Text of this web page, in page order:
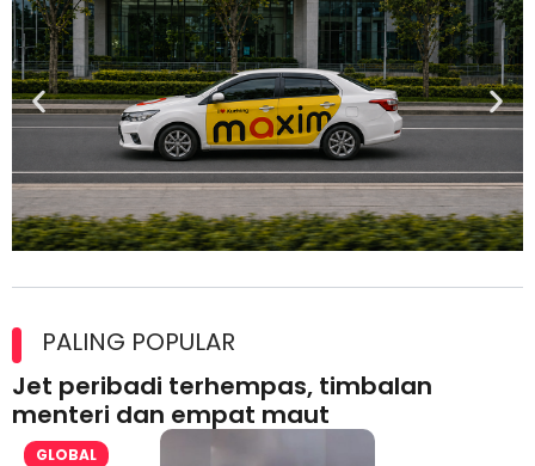
lesen separuh pertama 2026
PALING POPULAR
Jet peribadi terhempas, timbalan
menteri dan empat maut
GLOBAL